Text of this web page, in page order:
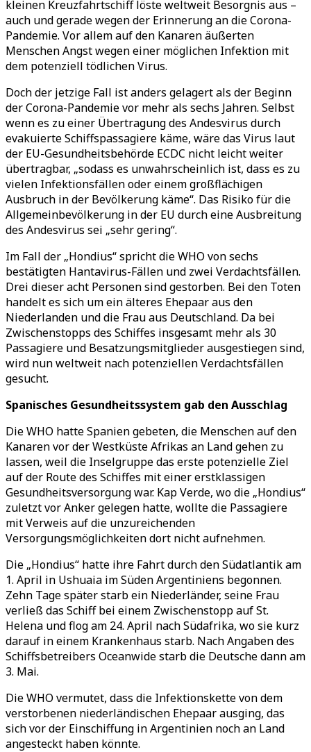
kleinen Kreuzfahrtschiff löste weltweit Besorgnis aus –
auch und gerade wegen der Erinnerung an die Corona-
Pandemie. Vor allem auf den Kanaren äußerten
Menschen Angst wegen einer möglichen Infektion mit
dem potenziell tödlichen Virus.
Doch der jetzige Fall ist anders gelagert als der Beginn
der Corona-Pandemie vor mehr als sechs Jahren. Selbst
wenn es zu einer Übertragung des Andesvirus durch
evakuierte Schiffspassagiere käme, wäre das Virus laut
der EU-Gesundheitsbehörde ECDC nicht leicht weiter
übertragbar, „sodass es unwahrscheinlich ist, dass es zu
vielen Infektionsfällen oder einem großflächigen
Ausbruch in der Bevölkerung käme“. Das Risiko für die
Allgemeinbevölkerung in der EU durch eine Ausbreitung
des Andesvirus sei „sehr gering“.
Im Fall der „Hondius“ spricht die WHO von sechs
bestätigten Hantavirus-Fällen und zwei Verdachtsfällen.
Drei dieser acht Personen sind gestorben. Bei den Toten
handelt es sich um ein älteres Ehepaar aus den
Niederlanden und die Frau aus Deutschland. Da bei
Zwischenstopps des Schiffes insgesamt mehr als 30
Passagiere und Besatzungsmitglieder ausgestiegen sind,
wird nun weltweit nach potenziellen Verdachtsfällen
gesucht.
Spanisches Gesundheitssystem gab den Ausschlag
Die WHO hatte Spanien gebeten, die Menschen auf den
Kanaren vor der Westküste Afrikas an Land gehen zu
lassen, weil die Inselgruppe das erste potenzielle Ziel
auf der Route des Schiffes mit einer erstklassigen
Gesundheitsversorgung war. Kap Verde, wo die „Hondius“
zuletzt vor Anker gelegen hatte, wollte die Passagiere
mit Verweis auf die unzureichenden
Versorgungsmöglichkeiten dort nicht aufnehmen.
Die „Hondius“ hatte ihre Fahrt durch den Südatlantik am
1. April in Ushuaia im Süden Argentiniens begonnen.
Zehn Tage später starb ein Niederländer, seine Frau
verließ das Schiff bei einem Zwischenstopp auf St.
Helena und flog am 24. April nach Südafrika, wo sie kurz
darauf in einem Krankenhaus starb. Nach Angaben des
Schiffsbetreibers Oceanwide starb die Deutsche dann am
3. Mai.
Die WHO vermutet, dass die Infektionskette von dem
verstorbenen niederländischen Ehepaar ausging, das
sich vor der Einschiffung in Argentinien noch an Land
angesteckt haben könnte.